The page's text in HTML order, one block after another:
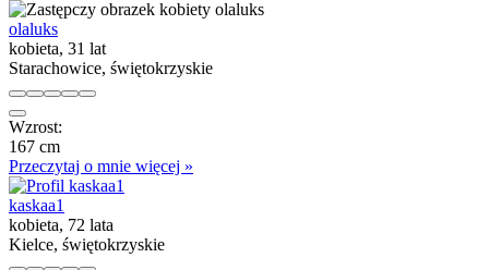
olaluks
kobieta, 31 lat
Starachowice, świętokrzyskie
Wzrost:
167 cm
Przeczytaj o mnie więcej »
kaskaa1
kobieta, 72 lata
Kielce, świętokrzyskie